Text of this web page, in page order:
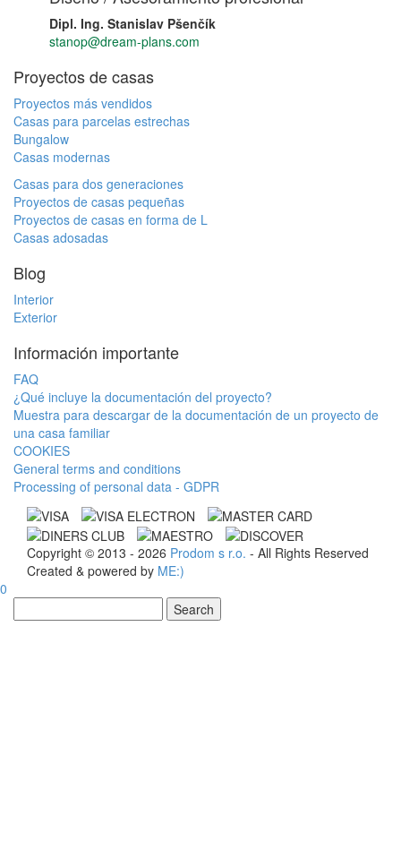
Dipl. Ing. Stanislav Pšenčík
stanop@dream-plans.com
Proyectos de casas
Proyectos más vendidos
Casas para parcelas estrechas
Bungalow
Casas modernas
Casas para dos generaciones
Proyectos de casas pequeñas
Proyectos de casas en forma de L
Casas adosadas
Blog
Interior
Exterior
Información importante
FAQ
¿Qué incluye la documentación del proyecto?
Muestra para descargar de la documentación de un proyecto de
una casa familiar
COOKIES
General terms and conditions
Processing of personal data - GDPR
Copyright © 2013 - 2026 Prodom s r.o. - All Rights Reserved
Created & powered by ME:)
0